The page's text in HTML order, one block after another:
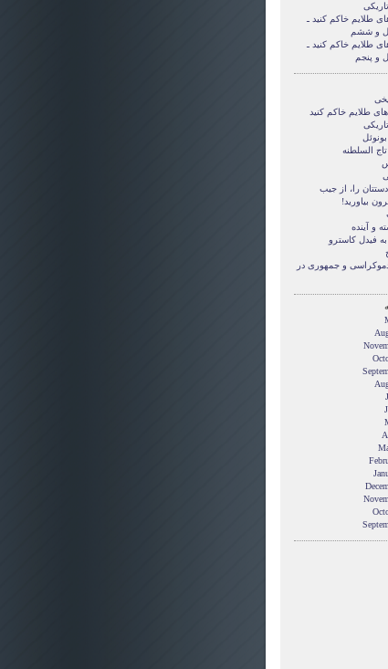
طلایم خاکم کنید ـ
و ششم
طلایم خاکم کنید ـ
و پنجم
طلایم خاکم کنید
السلطنه
را، از جيب
بياوريد!
و آینده
به فیدل کاسترو
و جمهوری در